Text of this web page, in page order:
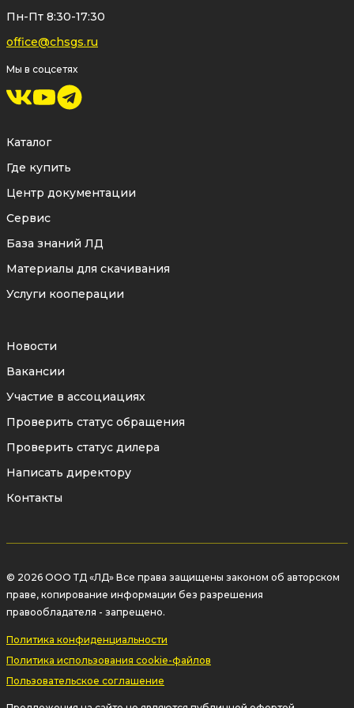
заводе ЛД с полным контролем всех этапов
производства.
На латунные фитинги LD Pride
предоставляется заводская
гарантия
Пн-Пт 8:30-17:30
office@chsgs.ru
Мы в соцсетях
Каталог
Где купить
Центр документации
Сервис
База знаний ЛД
Материалы для скачивания
Услуги кооперации
Новости
Вакансии
Участие в ассоциациях
Проверить статус обращения
Проверить статус дилера
Написать директору
Контакты
© 2026 ООО ТД «ЛД» Все права защищены законом об авторском
праве, копирование информации без разрешения
правообладателя - запрещено.
Политика конфиденциальности
Политика использования cookie-файлов
Пользовательское соглашение